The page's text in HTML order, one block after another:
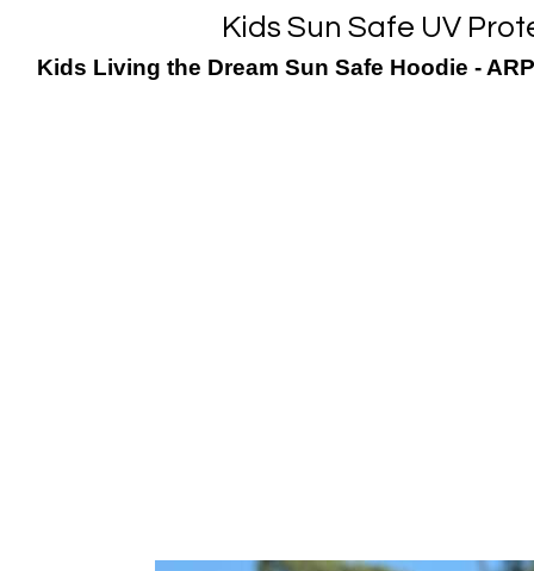
Kids Sun Safe UV
Kids Living the Dream Sun Safe Hoodie -